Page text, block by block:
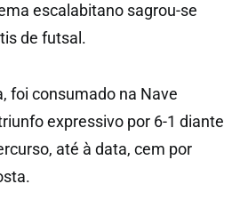
escalabitano sagrou-se
de futsal.
foi consumado na Nave
expressivo por 6-1 diante
até à data, cem por